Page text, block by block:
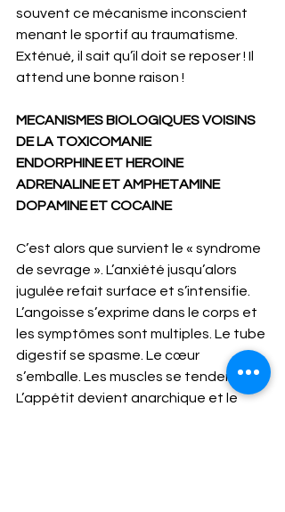
souvent ce mécanisme inconscient
menant le sportif au traumatisme.
Exténué, il sait qu’il doit se reposer ! Il
attend une bonne raison !
MECANISMES BIOLOGIQUES VOISINS
DE LA TOXICOMANIE
ENDORPHINE ET HEROINE
ADRENALINE ET AMPHETAMINE
DOPAMINE ET COCAINE
C’est alors que survient le « syndrome
de sevrage ». L’anxiété jusqu’alors
jugulée refait surface et s’intensifie.
L’angoisse s’exprime dans le corps et
les symptômes sont multiples. Le tube
digestif se spasme. Le cœur
s’emballe. Les muscles se tendent.
L’appétit devient anarchique et le